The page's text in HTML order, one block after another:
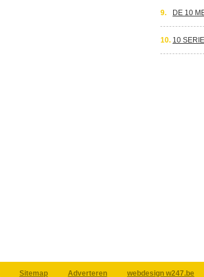
9. DE 10
10. 10
Sitemap Adverteren webdesign w247.be